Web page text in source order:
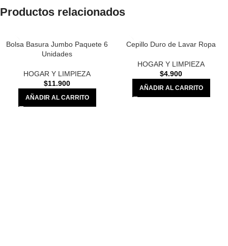
Productos relacionados
Bolsa Basura Jumbo Paquete 6
Unidades
HOGAR Y LIMPIEZA
$11.900
AÑADIR AL CARRITO
Cepillo Duro de Lavar Ropa
HOGAR Y LIMPIEZA
$4.900
AÑADIR AL CARRITO